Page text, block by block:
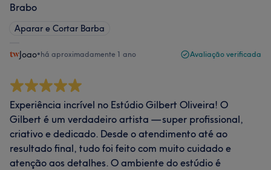
Brabo
Aparar e Cortar Barba
Joao•há aproximadamente 1 ano Avaliação verificada
Experiência incrível no Estúdio Gilbert Oliveira! O
Gilbert é um verdadeiro artista — super profissional,
criativo e dedicado. Desde o atendimento até ao
resultado final, tudo foi feito com muito cuidado e
atenção aos detalhes. O ambiente do estúdio é